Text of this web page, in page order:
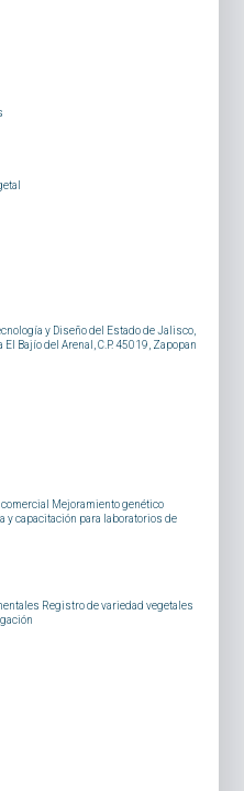
y Diseño del Estado de Jalisco,
Bajío del Arenal, C.P. 45019, Zapopan
Mejoramiento genético
y capacitación para laboratorios de
Registro de variedad vegetales